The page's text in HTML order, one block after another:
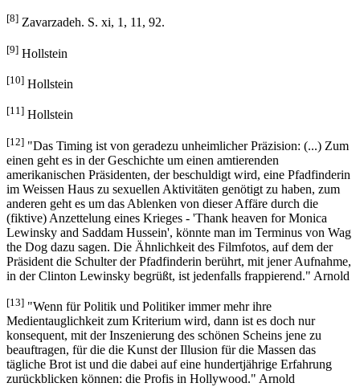
[8] Zavarzadeh. S. xi, 1, 11, 92.
[9] Hollstein
[10] Hollstein
[11] Hollstein
[12] "Das Timing ist von geradezu unheimlicher Präzision: (...) Zum
einen geht es in der Geschichte um einen amtierenden
amerikanischen Präsidenten, der beschuldigt wird, eine Pfadfinderin
im Weissen Haus zu sexuellen Aktivitäten genötigt zu haben, zum
anderen geht es um das Ablenken von dieser Affäre durch die
(fiktive) Anzettelung eines Krieges - 'Thank heaven for Monica
Lewinsky and Saddam Hussein', könnte man im Terminus von Wag
the Dog dazu sagen. Die Ähnlichkeit des Filmfotos, auf dem der
Präsident die Schulter der Pfadfinderin berührt, mit jener Aufnahme,
in der Clinton Lewinsky begrüßt, ist jedenfalls frappierend." Arnold
[13] "Wenn für Politik und Politiker immer mehr ihre
Medientauglichkeit zum Kriterium wird, dann ist es doch nur
konsequent, mit der Inszenierung des schönen Scheins jene zu
beauftragen, für die die Kunst der Illusion für die Massen das
tägliche Brot ist und die dabei auf eine hundertjährige Erfahrung
zurückblicken können: die Profis in Hollywood." Arnold